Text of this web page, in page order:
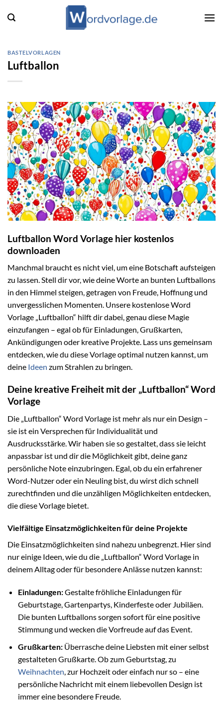
Inhalt
BASTELVORLAGEN
Luftballon
Luftballon Word Vorlage hier kostenlos
downloaden
Manchmal braucht es nicht viel, um eine Botschaft aufsteigen
zu lassen. Stell dir vor, wie deine Worte an bunten Luftballons
in den Himmel steigen, getragen von Freude, Hoffnung und
unvergesslichen Momenten. Unsere kostenlose Word
Vorlage „Luftballon“ hilft dir dabei, genau diese Magie
einzufangen – egal ob für Einladungen, Grußkarten,
Ankündigungen oder kreative Projekte. Lass uns gemeinsam
entdecken, wie du diese Vorlage optimal nutzen kannst, um
deine Ideen zum Strahlen zu bringen.
Deine kreative Freiheit mit der „Luftballon“ Word
Vorlage
Die „Luftballon“ Word Vorlage ist mehr als nur ein Design –
sie ist ein Versprechen für Individualität und
Ausdrucksstärke. Wir haben sie so gestaltet, dass sie leicht
anpassbar ist und dir die Möglichkeit gibt, deine ganz
persönliche Note einzubringen. Egal, ob du ein erfahrener
Word-Nutzer oder ein Neuling bist, du wirst dich schnell
zurechtfinden und die unzähligen Möglichkeiten entdecken,
die diese Vorlage bietet.
Vielfältige Einsatzmöglichkeiten für deine Projekte
Die Einsatzmöglichkeiten sind nahezu unbegrenzt. Hier sind
nur einige Ideen, wie du die „Luftballon“ Word Vorlage in
deinem Alltag oder für besondere Anlässe nutzen kannst:
Einladungen:Gestalte fröhliche Einladungen für
Geburtstage, Gartenpartys, Kinderfeste oder Jubiläen.
Die bunten Luftballons sorgen sofort für eine positive
Stimmung und wecken die Vorfreude auf das Event.
Grußkarten:Überrasche deine Liebsten mit einer selbst
gestalteten Grußkarte. Ob zum Geburtstag, zu
Weihnachten , zur Hochzeit oder einfach nur so – eine
persönliche Nachricht mit einem liebevollen Design ist
immer eine besondere Freude.